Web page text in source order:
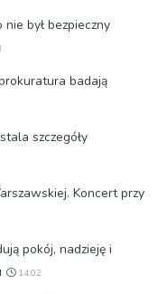
był bezpieczny
badają
szczegóły
Koncert przy
pokój, nadzieję i
14:02